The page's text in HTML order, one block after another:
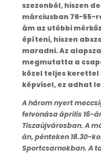
szezonból, hiszen
márciusban 76-55-
ám az utóbbi
építeni, hiszen
maradni. Az
megmutatta a
közel teljes
képvisel, ez adhat
A három nyert
felvonása április 16-
Tiszaújvárosban. A
án, pénteken 18.30-
Sportcsarnokban. A